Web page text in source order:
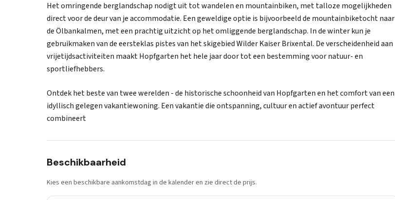
Het omringende berglandschap nodigt uit tot wandelen en mountainbiken, met talloze mogelijkheden
direct voor de deur van je accommodatie. Een geweldige optie is bijvoorbeeld de mountainbiketocht naar
de Ölbankalmen, met een prachtig uitzicht op het omliggende berglandschap. In de winter kun je
gebruikmaken van de eersteklas pistes van het skigebied Wilder Kaiser Brixental. De verscheidenheid aan
vrijetijdsactiviteiten maakt Hopfgarten het hele jaar door tot een bestemming voor natuur- en
sportliefhebbers.
Ontdek het beste van twee werelden - de historische schoonheid van Hopfgarten en het comfort van een
idyllisch gelegen vakantiewoning. Een vakantie die ontspanning, cultuur en actief avontuur perfect
combineert
Beschikbaarheid
Kies een beschikbare aankomstdag in de kalender en zie direct de prijs.